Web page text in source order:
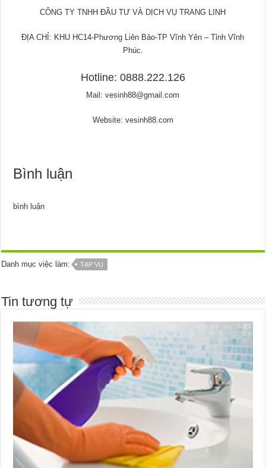
CÔNG TY TNHH ĐẦU TƯ VÀ DỊCH VỤ TRANG LINH
ĐỊA CHỈ: KHU HC14-Phương Liên Bảo-TP Vĩnh Yên – Tỉnh Vĩnh
Phúc.
Hotline: 0888.222.126
Mail: vesinh88@gmail.com
Website: vesinh88.com
Bình luận
bình luận
Danh mục việc làm: TẠP VỤ
Tin tương tự